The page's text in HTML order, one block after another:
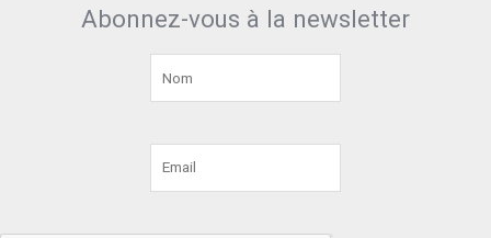
Abonnez-vous à la newsletter